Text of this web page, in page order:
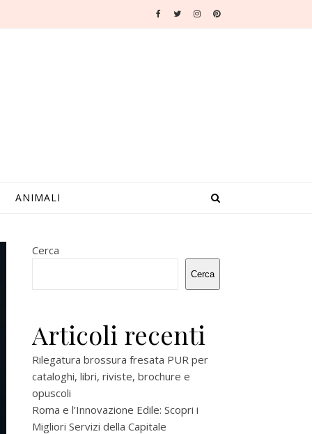
ANIMALI
Cerca
Cerca
Articoli recenti
Rilegatura brossura fresata PUR per
cataloghi, libri, riviste, brochure e
opuscoli
Roma e l’Innovazione Edile: Scopri i
Migliori Servizi della Capitale